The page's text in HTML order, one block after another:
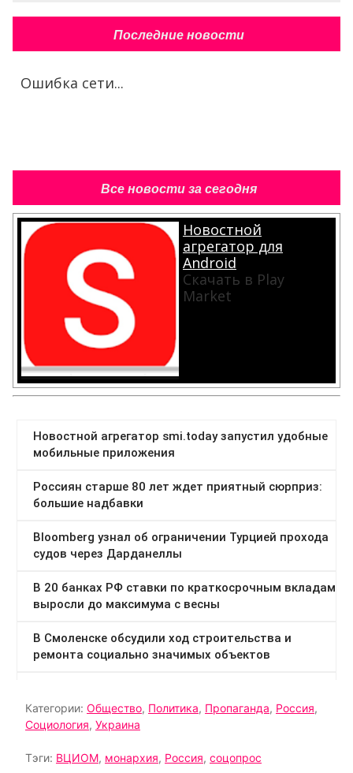
Последние новости
Ошибка сети...
Все новости за сегодня
Новостной
агрегатор для
Android
Скачать в Play
Market
Категории: Общество, Политика, Пропаганда, Россия,
Социология, Украина
Тэги: ВЦИОМ, монархия, Россия, соцопрос